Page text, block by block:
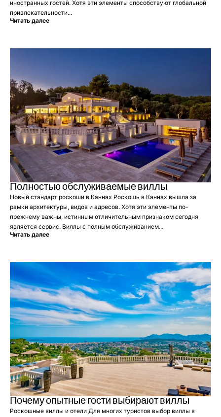
иностранных гостей. Хотя эти элементы способствуют глобальной
привлекательности...
Читать далее
Полностью обслуживаемые виллы
Новый стандарт роскоши в Каннах Роскошь в Каннах вышла за
рамки архитектуры, видов и адресов. Хотя эти элементы по-
прежнему важны, истинным отличительным признаком сегодня
является сервис. Виллы с полным обслуживанием...
Читать далее
Почему опытные гости выбирают виллы
Роскошные виллы и отели Для многих туристов выбор виллы в